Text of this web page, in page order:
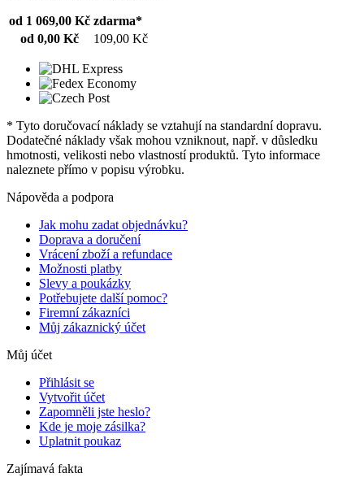
od 1 069,00 Kč zdarma*
od 0,00 Kč
109,00 Kč
* Tyto doručovací náklady se vztahují na standardní dopravu.
Dodatečné náklady však mohou vzniknout, např. v důsledku
hmotnosti, velikosti nebo vlastností produktů. Tyto informace
naleznete přímo v popisu výrobku.
Nápověda a podpora
Jak mohu zadat objednávku?
Doprava a doručení
Vrácení zboží a refundace
Možnosti platby
Slevy a poukázky
Potřebujete další pomoc?
Firemní zákazníci
Můj zákaznický účet
Můj účet
Přihlásit se
Vytvořit účet
Zapomněli jste heslo?
Kde je moje zásilka?
Uplatnit poukaz
Zajímavá fakta